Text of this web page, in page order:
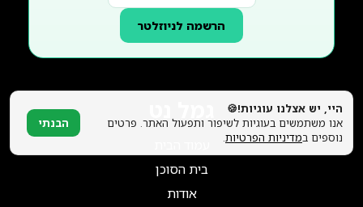
הרשמה לניוזלטר
בית הסוכן
אודות
היי, יש אצלנו עוגיות!🍪
אנו משתמשים בעוגיות לשיפור ותפעול האתר. פרטים
נוספים במדיניות הפרטיות.
הבנתי